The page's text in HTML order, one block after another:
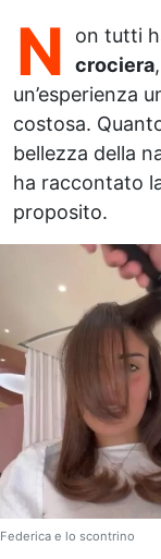
N
on tutti
crociera
un’esperienza
costosa.
bellezza della
ha raccontato
proposito.
Federica e lo scontrino